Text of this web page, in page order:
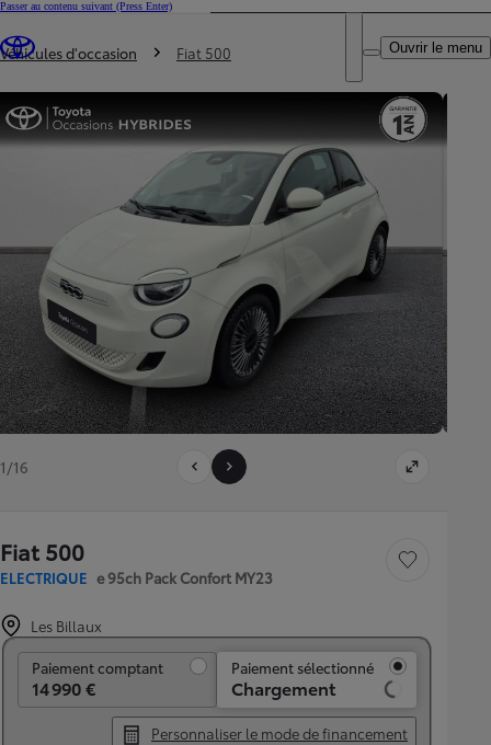
Passer au contenu suivant (Press Enter)
Trouvez un partenaire Toyota
DEALER NAME
Ouvrir le menu
Vous êtes ici
Véhicules d'occasion Fiat 500
1/16
Fiat 500
ELECTRIQUE e 95ch Pack Confort MY23
Sauvegarder le
Les Billaux
Paiement comptant
14 990 €
Paiement sélectionné
Chargement
Personnaliser le mode de financement